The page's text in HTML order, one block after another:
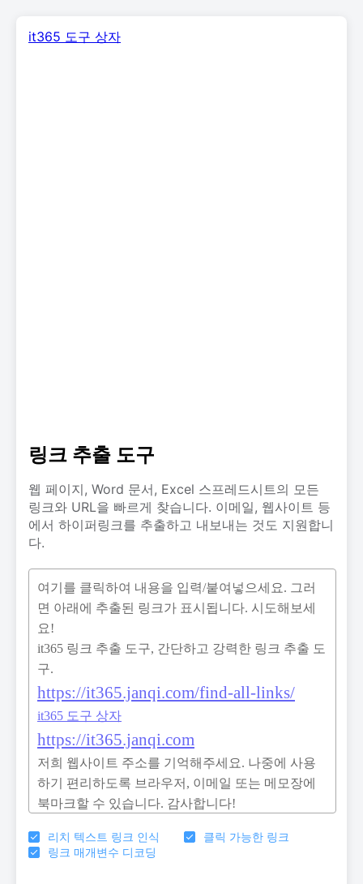
it365 도구 상자
링크 추출 도구
웹 페이지, Word 문서, Excel 스프레드시트의 모든
링크와 URL을 빠르게 찾습니다. 이메일, 웹사이트 등
에서 하이퍼링크를 추출하고 내보내는 것도 지원합니
다.
리치 텍스트 링크 인식
클릭 가능한 링크
링크 매개변수 디코딩